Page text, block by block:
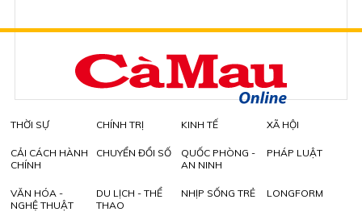
THỜI SỰ CHÍNH TRỊ KINH TẾ XÃ HỘI
CẢI CÁCH HÀNH
CHÍNH
CHUYỂN ĐỔI SỐ
QUỐC PHÒNG -
AN NINH
PHÁP LUẬT
VĂN HÓA -
NGHỆ THUẬT
DU LỊCH - THỂ
THAO
NHỊP SỐNG TRẺ LONGFORM